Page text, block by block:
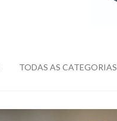
TODAS AS CATEGORIAS